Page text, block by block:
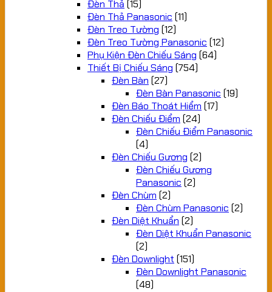
Đèn Thả (15)
Đèn Thả Panasonic (11)
Đèn Treo Tường (12)
Đèn Treo Tường Panasonic (12)
Phụ Kiện Đèn Chiếu Sáng (64)
Thiết Bị Chiếu Sáng (754)
Đèn Bàn (27)
Đèn Bàn Panasonic (19)
Đèn Báo Thoát Hiểm (17)
Đèn Chiếu Điểm (24)
Đèn Chiếu Điểm Panasonic
(4)
Đèn Chiếu Gương (2)
Đèn Chiếu Gương
Panasonic (2)
Đèn Chùm (2)
Đèn Chùm Panasonic (2)
Đèn Diệt Khuẩn (2)
Đèn Diệt Khuẩn Panasonic
(2)
Đèn Downlight (151)
Đèn Downlight Panasonic
(48)